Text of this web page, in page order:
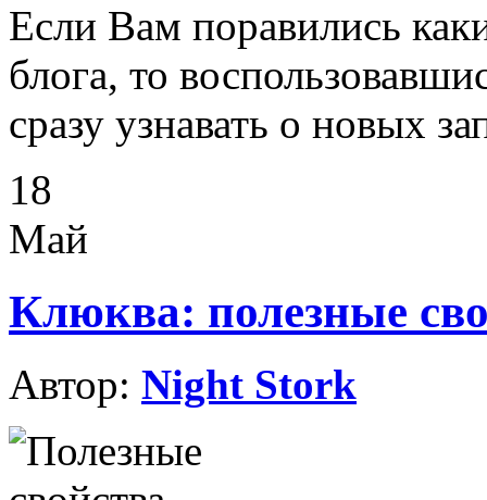
Если Вам поравились
блога, то
сразу узнавать о новых
18
Май
Клюква: полезные
Автор: Night Stork